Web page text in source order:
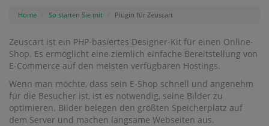
Home So starten Sie mit Plugin für Zeuscart
Zeuscart ist ein PHP-basiertes Designer-Kit für einen Online-
Shop. Es ermöglicht eine ziemlich einfache Bereitstellung von
E-Commerce auf den meisten verfügbaren Hostings.
Wenn man möchte, dass sein E-Shop schnell und angenehm
für die Besucher ist, ist es notwendig, seine Bilder zu
optimieren. Bilder belegen den größten Speicherplatz auf
dem Server und machen langsame Webseiten aus.